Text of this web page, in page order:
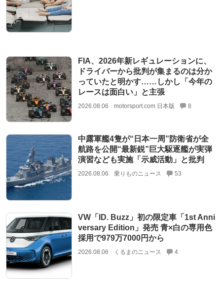
FIA、2026年新レギュレーションに、
ドライバーから批判が集まるのは分か
っていたと明かす……しかし「今年の
レースは面白い」と主張
2026.08.06 motorsport.com 日本版 8
中露軍艦4隻が“日本一周”防衛省が全
航路を公開“最新鋭”巨大駆逐艦が実弾
演習なども実施「示威活動」と批判
2026.08.06 乗りものニュース 53
VW「ID. Buzz」初の限定車「1st Anni
versary Edition」発売 青×白の専用色
採用で979万7000円から
2026.08.06 くるまのニュース 4